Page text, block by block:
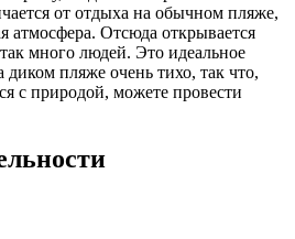
от отдыха на обычном пляже,
атмосфера. Отсюда открывается
много людей. Это идеальное
диком пляже очень тихо, так что,
с природой, можете провести